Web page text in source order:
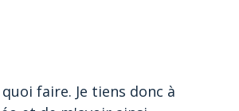
faire. Je tiens donc à